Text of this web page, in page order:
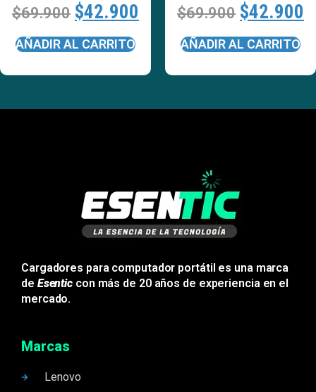
$69.900 $42.900
AÑADIR AL CARRITO
$69.900 $42.900
AÑADIR AL CARRITO
Cargadores para computador portátil es una marca
de Esentic con más de 20 años de experiencia en el
mercado.
Marcas
Lenovo